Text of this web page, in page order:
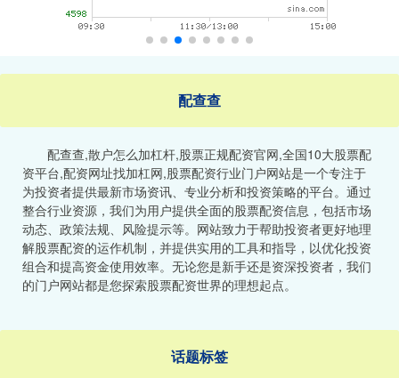
配查查
配查查,散户怎么加杠杆,股票正规配资官网,全国10大股票配
资平台,配资网址找加杠网,股票配资行业门户网站是一个专注于
为投资者提供最新市场资讯、专业分析和投资策略的平台。通过
整合行业资源，我们为用户提供全面的股票配资信息，包括市场
动态、政策法规、风险提示等。网站致力于帮助投资者更好地理
解股票配资的运作机制，并提供实用的工具和指导，以优化投资
组合和提高资金使用效率。无论您是新手还是资深投资者，我们
的门户网站都是您探索股票配资世界的理想起点。
话题标签